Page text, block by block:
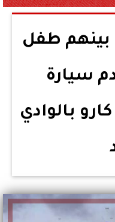
بينهم طفل
سيارة
بالوادي